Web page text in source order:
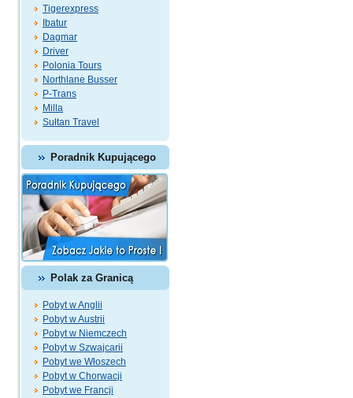
Tigerexpress
Ibatur
Dagmar
Driver
Polonia Tours
Northlane Busser
P-Trans
Milla
Sułtan Travel
Poradnik Kupującego
Polak za Granicą
Pobyt w Anglii
Pobyt w Austrii
Pobyt w Niemczech
Pobyt w Szwajcarii
Pobyt we Włoszech
Pobyt w Chorwacji
Pobyt we Francji